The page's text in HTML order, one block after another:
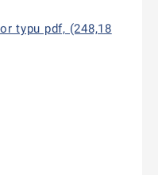
typu pdf, (248,18
nové kartě
na nové kartě